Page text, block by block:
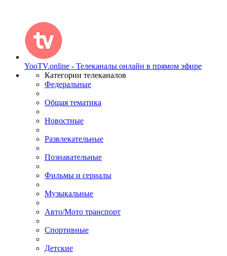
YooTV.online - Телеканалы онлайн в прямом эфире
Категории телеканалов
Федеральные
Общая тематика
Новостные
Развлекательные
Познавательные
Фильмы и сериалы
Музыкальные
Авто/Мото транспорт
Спортивные
Детские